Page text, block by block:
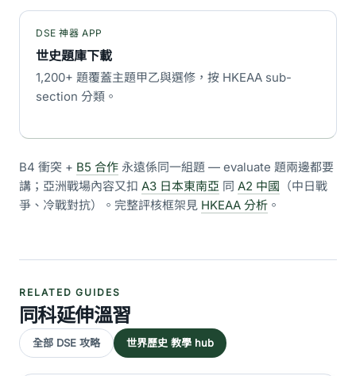
DSE 神器 APP
世史題庫下載
1,200+ 題覆蓋主題甲乙與選修，按 HKEAA sub-
section 分類。
B4 衝突 + B5 合作 永遠係同一組題 — evaluate 題兩邊都要
講；亞洲戰場內容又扣 A3 日本東南亞 同 A2 中國 （中日戰
爭、冷戰對抗）。完整評核框架見 HKEAA 分析 。
RELATED GUIDES
同科延伸溫習
全部 DSE 攻略 世界歷史 教學 hub